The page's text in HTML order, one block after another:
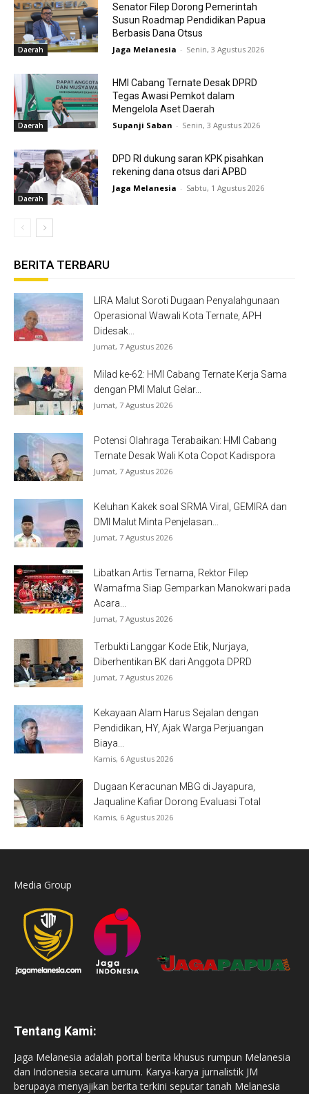
Daerah
Senator Filep Dorong Pemerintah
Susun Roadmap Pendidikan Papua
Berbasis Dana Otsus
Jaga Melanesia - Senin, 3 Agustus 2026
Daerah
HMI Cabang Ternate Desak DPRD
Tegas Awasi Pemkot dalam
Mengelola Aset Daerah
Supanji Saban - Senin, 3 Agustus 2026
Daerah
DPD RI dukung saran KPK pisahkan
rekening dana otsus dari APBD
Jaga Melanesia - Sabtu, 1 Agustus 2026
BERITA TERBARU
LIRA Malut Soroti Dugaan Penyalahgunaan
Operasional Wawali Kota Ternate, APH
Didesak...
Jumat, 7 Agustus 2026
Milad ke-62: HMI Cabang Ternate Kerja Sama
dengan PMI Malut Gelar...
Jumat, 7 Agustus 2026
Potensi Olahraga Terabaikan: HMI Cabang
Ternate Desak Wali Kota Copot Kadispora
Jumat, 7 Agustus 2026
Keluhan Kakek soal SRMA Viral, GEMIRA dan
DMI Malut Minta Penjelasan...
Jumat, 7 Agustus 2026
Libatkan Artis Ternama, Rektor Filep
Wamafma Siap Gemparkan Manokwari pada
Acara...
Jumat, 7 Agustus 2026
Terbukti Langgar Kode Etik, Nurjaya,
Diberhentikan BK dari Anggota DPRD
Jumat, 7 Agustus 2026
Kekayaan Alam Harus Sejalan dengan
Pendidikan, HY, Ajak Warga Perjuangan
Biaya...
Kamis, 6 Agustus 2026
Dugaan Keracunan MBG di Jayapura,
Jaqualine Kafiar Dorong Evaluasi Total
Kamis, 6 Agustus 2026
Media Group
Tentang Kami:
Jaga Melanesia adalah portal berita khusus rumpun Melanesia
dan Indonesia secara umum. Karya-karya jurnalistik JM
berupaya menyajikan berita terkini seputar tanah Melanesia